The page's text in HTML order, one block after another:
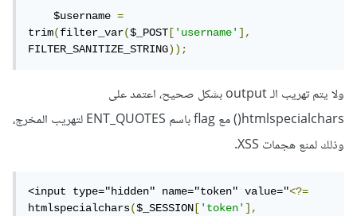
    $username
=
trim(filter_var($_POST ['username'],
FILTER_SANITIZE_STRING));
ولا يتم تهريب الـ output بشكل صحيح، اعتمد على
htmlspecialchars() مع flag باسم ENT_QUOTES لتهريب المخرج،
وذلك لمنع هجمات XSS.
<input type="hidden" name="token" value="<?=
htmlspecialchars($_SESSION ['token'],